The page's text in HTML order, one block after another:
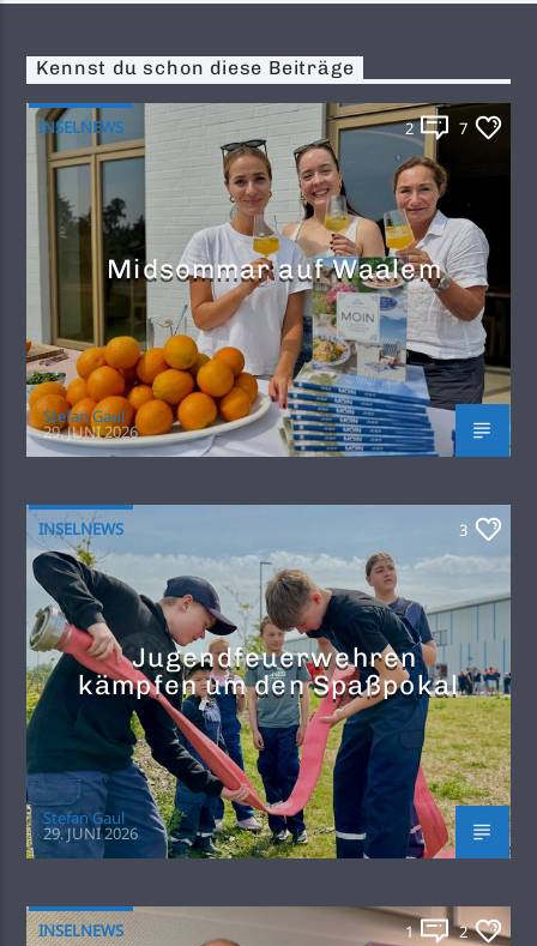
Kennst du schon diese Beiträge
INSELNEWS 2 7
Midsommar auf Waalem
Stefan Gaul
29. JUNI 2026
INSELNEWS 3
Jugendfeuerwehren
kämpfen um den Spaßpokal
Stefan Gaul
29. JUNI 2026
INSELNEWS 1 2